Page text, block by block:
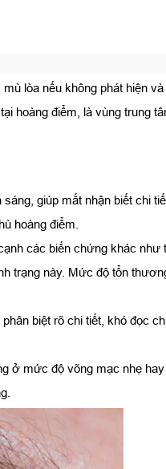
lòa nếu không phát hiện
hoàng điểm, là vùng trung
giúp mắt nhận biết chi
hoàng điểm.
các biến chứng khác như
trạng này. Mức độ tổn
biệt rõ chi tiết, khó đọc
ở mức độ võng mạc nhẹ